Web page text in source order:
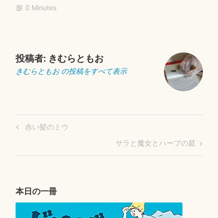
0 Minutes
投稿者: きむらともお
きむらともお の投稿をすべて表示
投
ー
シ
Previous
赤い髪のミウ
Next
Post
サラと魔女とハーブの庭
本日の一冊